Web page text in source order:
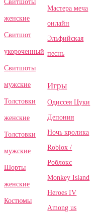
Свитшоты
женские
Свитшот
укороченный
Свитшоты
мужские
Толстовки
женские
Толстовки
мужские
Шорты
женские
Костюмы
Мастера меча
онлайн
Эльфийская
песнь
Игры
Одиссея Цуки
Депония
Ночь кролика
Roblox /
Роблокс
Monkey Island
Heroes IV
Among us